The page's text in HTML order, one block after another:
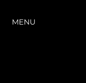
MENU